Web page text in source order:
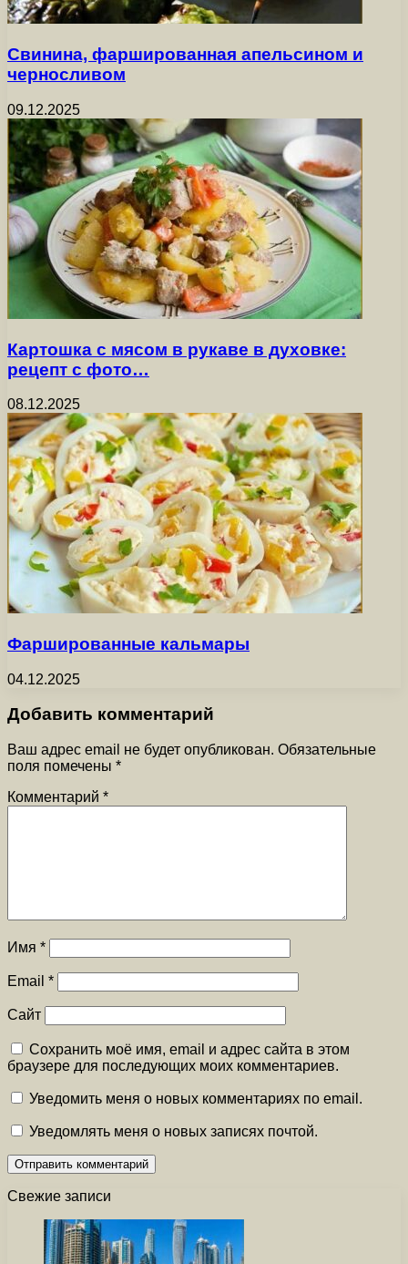
Свинина, фаршированная апельсином и
черносливом
09.12.2025
Картошка с мясом в рукаве в духовке:
рецепт с фото…
08.12.2025
Фаршированные кальмары
04.12.2025
Добавить комментарий
Ваш адрес email не будет опубликован. Обязательные
поля помечены *
Комментарий *
Имя *
Email *
Сайт
Сохранить моё имя, email и адрес сайта в этом
браузере для последующих моих комментариев.
Уведомить меня о новых комментариях по email.
Уведомлять меня о новых записях почтой.
Свежие записи